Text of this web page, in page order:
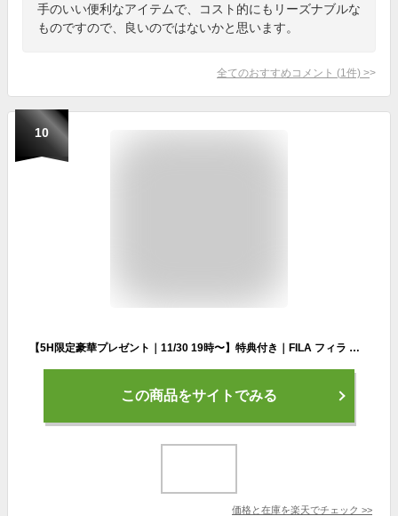
手のいい便利なアイテムで、コスト的にもリーズナブルな
ものですので、良いのではないかと思います。
全てのおすすめコメント (1 件) >
10
【5H限定豪華プレゼント｜11/30 19時〜】特典付き｜FILA フィラ リュック 33L 通学 男子 女子 高校生 中学生 大容量 韓国 撥水 メンズ レディース スポーツブランド 7745
この商品をサイトでみる
価格と在庫を楽天でチェック >>